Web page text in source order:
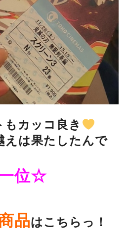
カッコ良き
えは果たしたんで
位☆
品はこちらっ！